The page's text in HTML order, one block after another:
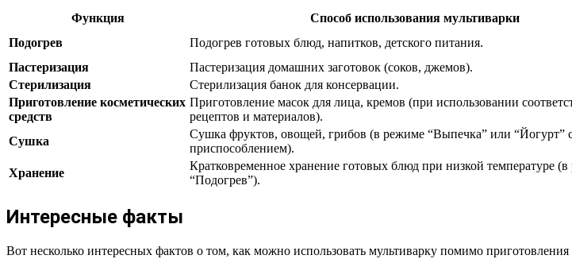
Функция Способ использования мультиварки
Подогрев
Подогрев готовых блюд, напитков, детского питания.
Пастеризация
Пастеризация домашних заготовок (соков, джемов).
Стерилизация
Стерилизация банок для консервации.
Приготовление косметических
средств
Приготовление масок для лица, кремов (при использовании
рецептов и материалов).
Сушка
Сушка фруктов, овощей, грибов (в режиме “Выпечка” или “Йогурт”
приспособлением).
Хранение
Кратковременное хранение готовых блюд при низкой температуре
“Подогрев”).
Интересные факты
Вот несколько интересных фактов о том, как можно использовать мультиварку помимо